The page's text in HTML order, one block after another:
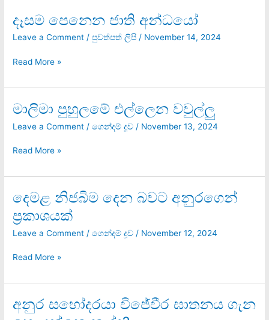
දෑසම පෙනෙන ජාති අන්ධයෝ
Leave a Comment /පුවත්පත් ලිපි / November 14, 2024
දෑසම
පෙනෙන
ජාති
Read More »
මාලිමා පුහුලමේ එල්ලෙන වවුල්ලු
Leave a Comment /ගෙන්දම් දූව / November 13, 2024
මාලිමා
පුහුලමේ
එල්ලෙන
Read More »
දෙමළ නිජබිම දෙන බවට අනුරගෙන්
ප්‍රකාශයක්
Leave a Comment /ගෙන්දම් දූව / November 12, 2024
දෙමළ
නිජබිම
දෙන
බවට
ප්‍රකාශයක්
Read More »
අනුර සහෝදරයා විජේවීර ඝාතනය ගැන
අනුර
සහෝදරයා